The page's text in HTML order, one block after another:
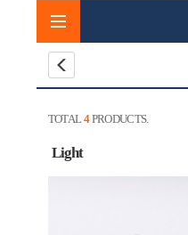
TOTAL 4PRODUCTS.
Light